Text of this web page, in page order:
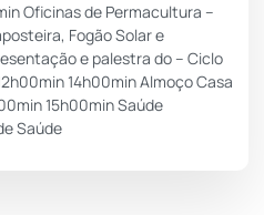
Oficinas de Permacultura –
Fogão Solar e
e palestra do – Ciclo
14h00min Almoço Casa
15h00min Saúde
Saúde